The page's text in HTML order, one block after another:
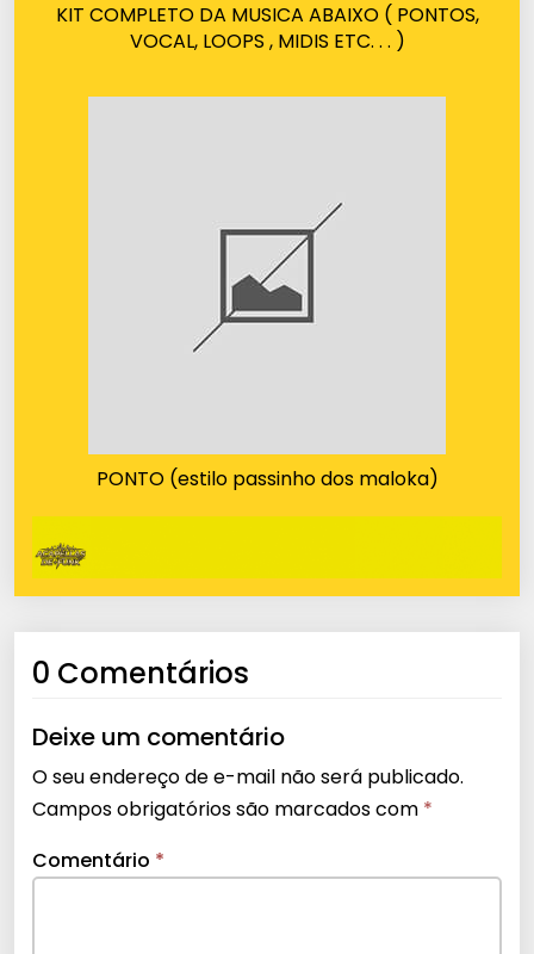
KIT COMPLETO DA MUSICA ABAIXO ( PONTOS,
VOCAL, LOOPS , MIDIS ETC. . . )
PONTO (estilo passinho dos maloka)
0 Comentários
Deixe um comentário
O seu endereço de e-mail não será publicado.
Campos obrigatórios são marcados com *
Comentário *